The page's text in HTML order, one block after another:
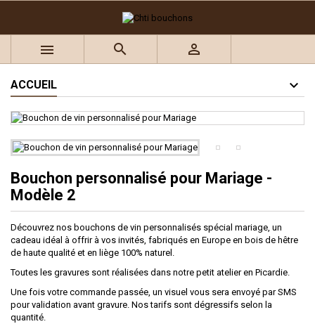
Ajouter à ma liste d'envies
((cancelText))
Vous devez être connecté pour ajouter des produits à
((cancelText))
  
ACCUEIL
Bouchon personnalisé pour Mariage -
Modèle 2
Découvrez nos bouchons de vin personnalisés spécial mariage, un
cadeau idéal à offrir à vos invités, fabriqués en Europe en bois de hêtre
de haute qualité et en liège 100% naturel.
Toutes les gravures sont réalisées dans notre petit atelier en Picardie.
Une fois votre commande passée, un visuel vous sera envoyé par SMS
pour validation avant gravure. Nos tarifs sont dégressifs selon la
quantité.